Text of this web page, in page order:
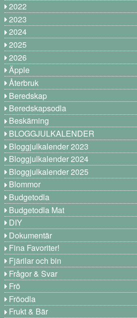
2022
2023
2024
2025
2026
Äpple
Återbruk
Beredskap
Beredskapsodla
Beskärning
BLOGGJULKALENDER
Bloggjulkalender 2023
Bloggjulkalender 2024
Bloggjulkalender 2025
Blommor
Budgetodla
Budgetodla Mat
DIY
Dokumentär
Fina Favoriter!
Fjärilar och bin
Frågor & Svar
Frö
Fröodla
Frukt & Bär